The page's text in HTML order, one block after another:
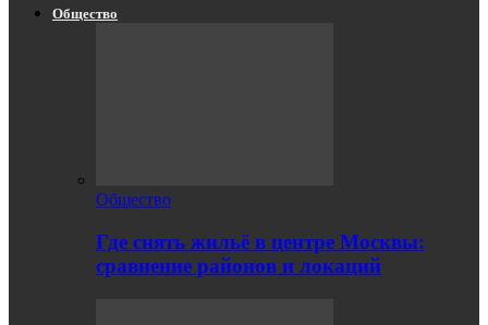
Общество
Общество
Где снять жильё в центре Москвы:
сравнение районов и локаций